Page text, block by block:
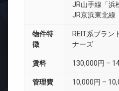
JR山手線「浜
JR京浜東北線
物件特
徴
REIT系ブラン
ナーズ
賃料 130,000円 –
管理費 10,000円 –